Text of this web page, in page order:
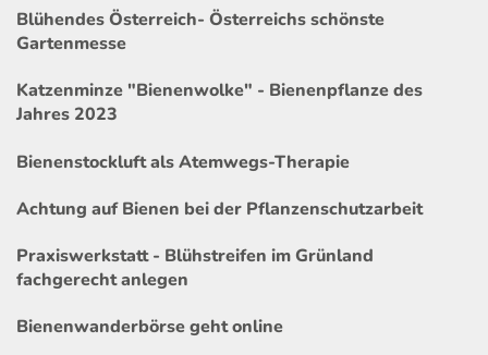
Blühendes Österreich- Österreichs schönste
Gartenmesse
Katzenminze "Bienenwolke" - Bienenpflanze des
Jahres 2023
Bienenstockluft als Atemwegs-Therapie
Achtung auf Bienen bei der Pflanzenschutzarbeit
Praxiswerkstatt - Blühstreifen im Grünland
fachgerecht anlegen
Bienenwanderbörse geht online